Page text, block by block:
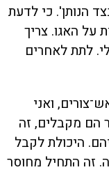
הנותן'. כי לדעת
על האגו. צריך
לתת לאחרים
ואני
הם מקבלים, זה
היכולת לקבל
זה התחיל מחוסר